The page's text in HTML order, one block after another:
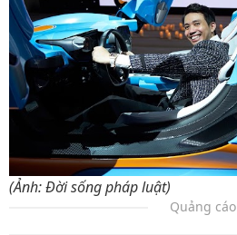
(Ảnh: Đời sống pháp luật)
Quảng cáo